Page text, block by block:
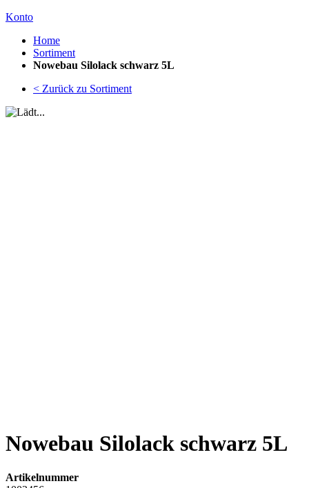
Konto
Home
Sortiment
Nowebau Silolack schwarz 5L
< Zurück zu Sortiment
Nowebau Silolack schwarz 5L
Artikelnummer